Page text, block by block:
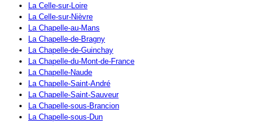
La Celle-sur-Loire
La Celle-sur-Nièvre
La Chapelle-au-Mans
La Chapelle-de-Bragny
La Chapelle-de-Guinchay
La Chapelle-du-Mont-de-France
La Chapelle-Naude
La Chapelle-Saint-André
La Chapelle-Saint-Sauveur
La Chapelle-sous-Brancion
La Chapelle-sous-Dun